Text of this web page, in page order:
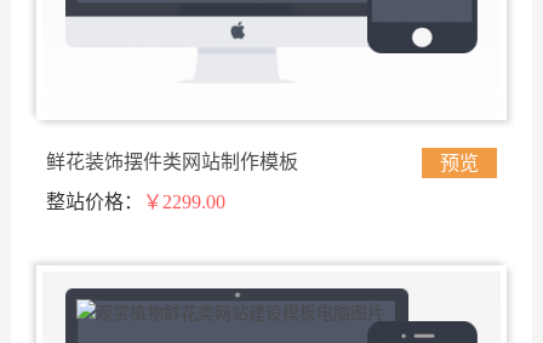
鲜花装饰摆件类网站制作模板
预览
整站价格：
￥2299.00